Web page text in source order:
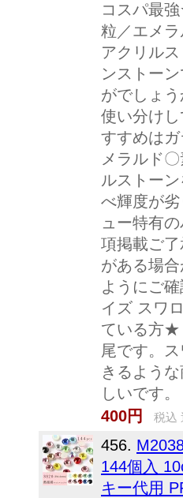
コスパ最
粒／エメ
アクリル
ンストー
がでしょ
使い分け
すすめは
メラルド
ルストー
べ輝度が
ュー特有
項掲載ご
がある場
ようにご
イズ スワ
ている方★
尾です。
きるよう
しいです
400円
税込
456.
144個入
キー代用